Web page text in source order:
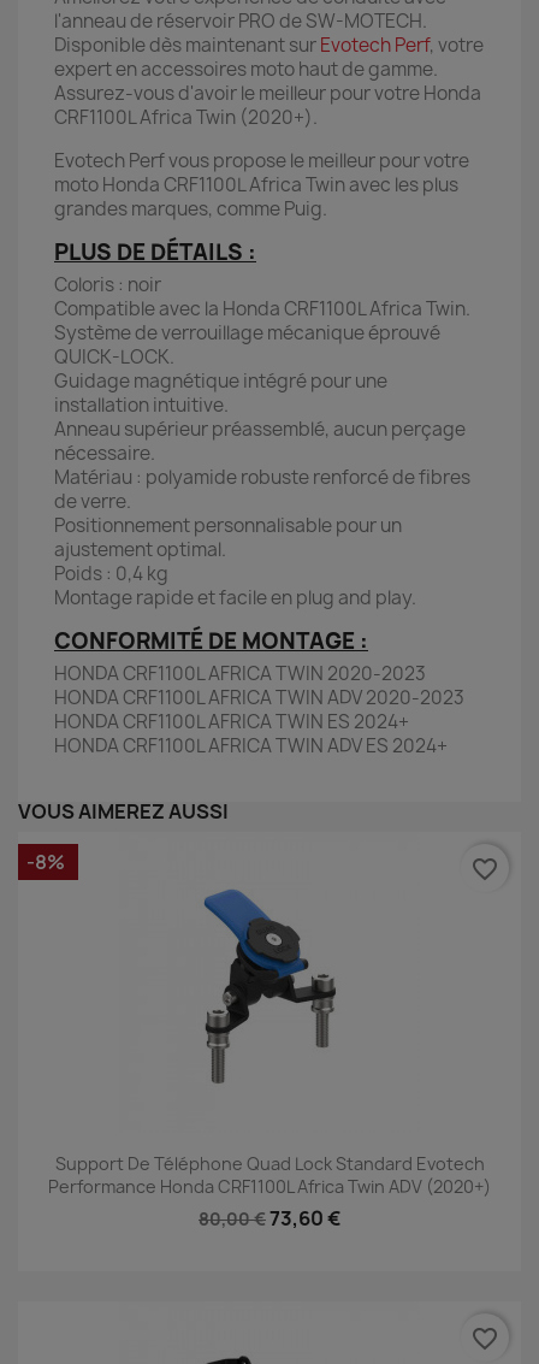
l'anneau de réservoir PRO de SW-MOTECH.
Disponible dès maintenant surEvotech Perf, votre
expert en accessoires moto haut de gamme.
Assurez-vous d'avoir le meilleur pour votre Honda
CRF1100L Africa Twin (2020+).
Evotech Perf vous propose le meilleur pour votre
moto Honda CRF1100L Africa Twin avec les plus
grandes marques, comme Puig.
PLUS DE DÉTAILS :
Coloris : noir
Compatible avec la Honda CRF1100L Africa Twin.
Système de verrouillage mécanique éprouvé
QUICK-LOCK.
Guidage magnétique intégré pour une
installation intuitive.
Anneau supérieur préassemblé, aucun perçage
nécessaire.
Matériau : polyamide robuste renforcé de fibres
de verre.
Positionnement personnalisable pour un
ajustement optimal.
Poids : 0,4 kg
Montage rapide et facile en plug and play.
CONFORMITÉ DE MONTAGE :
HONDA CRF1100L AFRICA TWIN 2020-2023
HONDA CRF1100L AFRICA TWIN ADV 2020-2023
HONDA CRF1100L AFRICA TWIN ES 2024+
HONDA CRF1100L AFRICA TWIN ADV ES 2024+
VOUS AIMEREZ AUSSI
Support De Téléphone Quad Lock Standard Evotech
Performance Honda CRF1100L Africa Twin ADV (2020+)
80,00 €73,60 €
-8% favorite_border
favorite_border